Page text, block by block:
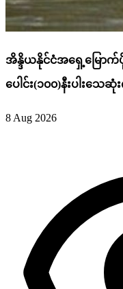
အိန္ဒိယနိုင်ငံအရှေ့မြောက်
ပေါင်း(၁၀၀)နီးပါးသေဆုံ
8 Aug 2026